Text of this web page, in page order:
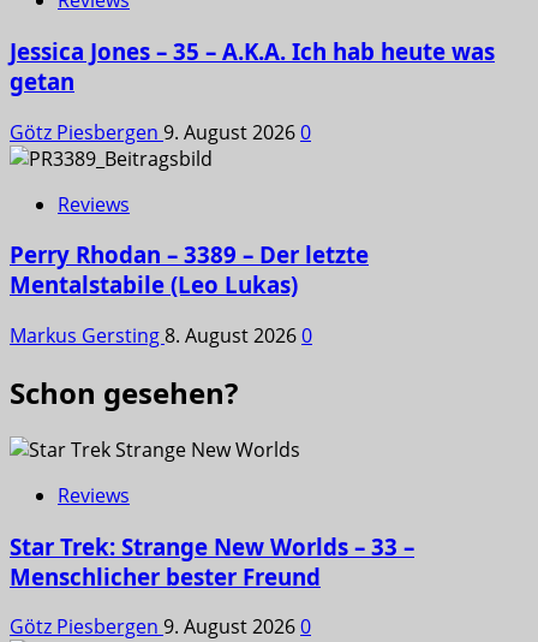
Jessica Jones – 35 – A.K.A. Ich hab heute was
getan
Götz Piesbergen 9. August 20260
Reviews
Perry Rhodan – 3389 – Der letzte
Mentalstabile (Leo Lukas)
Markus Gersting8. August 20260
Schon gesehen?
Reviews
Star Trek: Strange New Worlds – 33 –
Menschlicher bester Freund
Götz Piesbergen 9. August 20260